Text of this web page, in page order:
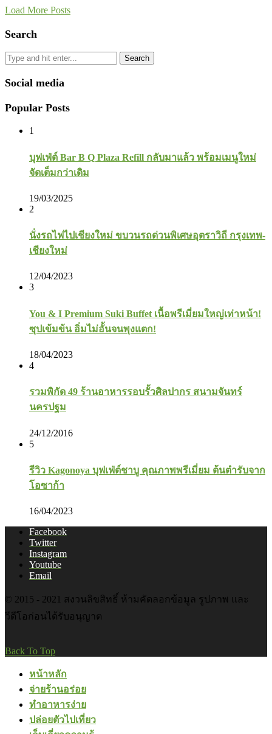
Load More Posts
Search
Search
Social media
Popular Posts
1
บุฟเฟ่ต์ Bar B Q Plaza Refill กลับมาแล้ว พร้อมเมนูใหม่
จัดเต็มกว่าเดิม
19/03/2025
2
นั่งรถไฟไปเชียงใหม่ ขบวนรถด่วนพิเศษอุตราวิถี กรุงเทพ-
เชียงใหม่
12/04/2023
3
You & I Premium Suki Buffet เนื้อพรีเมี่ยมใหญ่เท่าหน้า!
ซุปเข้มข้น อิ่มไม่อั้นจนพุงแตก!
18/04/2023
4
รวมพิกัด 49 ร้านอาหารรอบรั้วศิลปากร สนามจันทร์
นครปฐม
24/12/2016
5
รีวิว Kagonoya บุฟเฟ่ต์ชาบู คุณภาพพรีเมี่ยม ต้นตำรับจาก
โอซาก้า
16/04/2023
Facebook
Twitter
Instagram
Youtube
Email
© 2015 - 2021 สงวนลิขสิทธิ์ ห้ามคัดลอกข้อมูล รูปภาพ และ
วีดีโอก่อนได้รับอนุญาต
Back To Top
หน้าหลัก
จ่ายร้านอร่อย
ทำอาหารง่าย
ปล่อยตัวไปเที่ยว